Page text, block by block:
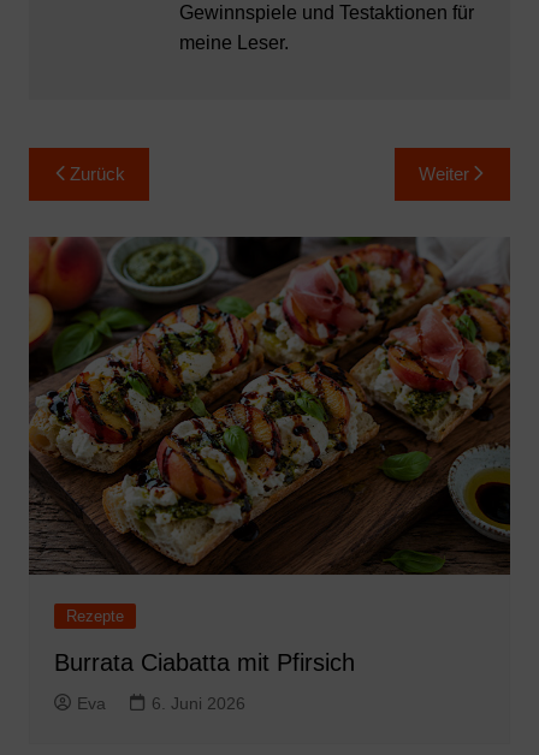
Gewinnspiele und Testaktionen für
meine Leser.
Beitragsnavigation
Zurück Weiter
Rezepte
Burrata Ciabatta mit Pfirsich
Eva 6. Juni 2026